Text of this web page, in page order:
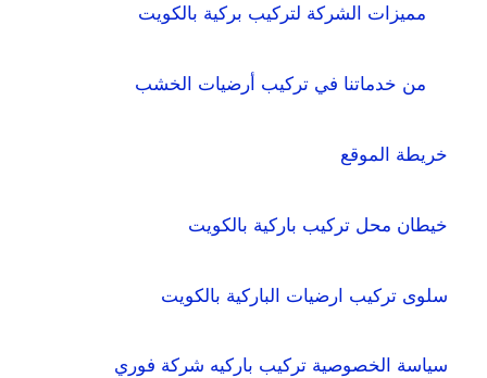
مميزات الشركة لتركيب بركية بالكويت
من خدماتنا في تركيب أرضيات الخشب
خريطة الموقع
خيطان محل تركيب باركية بالكويت
سلوى تركيب ارضيات الباركية بالكويت
سياسة الخصوصية تركيب باركيه شركة فوري